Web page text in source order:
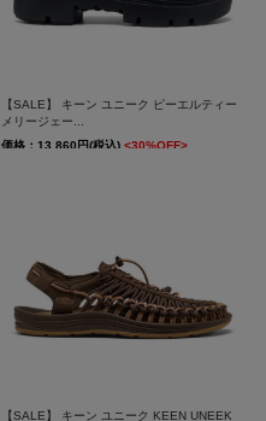
【SALE】 キーン ユニーク ピーエルティー
メリージェー...
価格：13,860円(税込)<30%OFF>
【SALE】 キーン ユニーク KEEN UNEEK